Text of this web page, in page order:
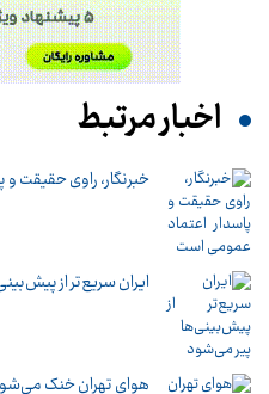
اخبار مرتبط
خبرنگار، راوی حقیقت
ایران سریع‌تر از
هوای تهران خنک